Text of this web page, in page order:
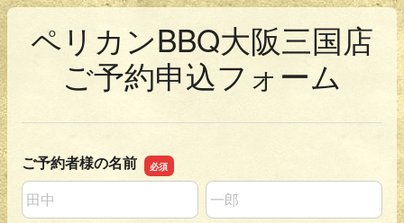
ペリカンBBQ大阪三国店
ご予約申込フォーム
ご予約者様の名前
名前の姓
名前の名